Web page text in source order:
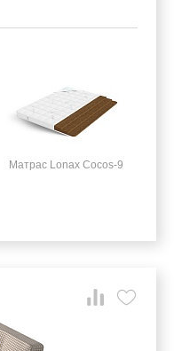
Матрас Lonax Cocos-9